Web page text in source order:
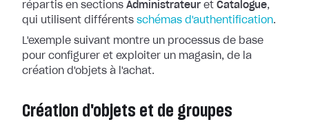
répartis en sections Administrateur et Catalogue,
qui utilisent différents schémas d'authentification.
L'exemple suivant montre un processus de base
pour configurer et exploiter un magasin, de la
création d'objets à l'achat.
Création d'objets et de groupes